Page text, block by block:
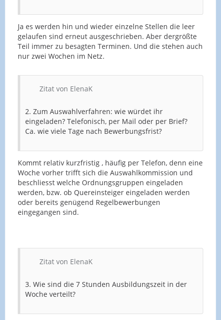
Ja es werden hin und wieder einzelne Stellen die leer
gelaufen sind erneut ausgeschrieben. Aber dergrößte
Teil immer zu besagten Terminen. Und die stehen auch
nur zwei Wochen im Netz.
Zitat von ElenaK
2. Zum Auswahlverfahren: wie würdet ihr
eingeladen? Telefonisch, per Mail oder per Brief?
Ca. wie viele Tage nach Bewerbungsfrist?
Kommt relativ kurzfristig , häufig per Telefon, denn eine
Woche vorher trifft sich die Auswahlkommission und
beschliesst welche Ordnungsgruppen eingeladen
werden, bzw. ob Quereinsteiger eingeladen werden
oder bereits genügend Regelbewerbungen
eingegangen sind.
Zitat von ElenaK
3. Wie sind die 7 Stunden Ausbildungszeit in der
Woche verteilt?